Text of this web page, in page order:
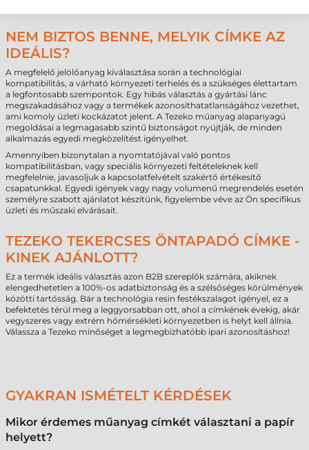
NEM BIZTOS BENNE, MELYIK CÍMKE AZ
IDEÁLIS?
A megfelelő jelölőanyag kiválasztása során a technológiai
kompatibilitás, a várható környezeti terhelés és a szükséges élettartam
a legfontosabb szempontok. Egy hibás választás a gyártási lánc
megszakadásához vagy a termékek azonosíthatatlanságához vezethet,
ami komoly üzleti kockázatot jelent. A Tezeko műanyag alapanyagú
megoldásai a legmagasabb szintű biztonságot nyújtják, de minden
alkalmazás egyedi megközelítést igényelhet.
Amennyiben bizonytalan a nyomtatójával való pontos
kompatibilitásban, vagy speciális környezeti feltételeknek kell
megfelelnie, javasoljuk a kapcsolatfelvételt szakértő értékesítő
csapatunkkal. Egyedi igények vagy nagy volumenű megrendelés esetén
személyre szabott ajánlatot készítünk, figyelembe véve az Ön specifikus
üzleti és műszaki elvárásait.
TEZEKO TEKERCSES ÖNTAPADÓ CÍMKE -
KINEK AJÁNLOTT?
Ez a termék ideális választás azon B2B szereplők számára, akiknek
elengedhetetlen a 100%-os adatbiztonság és a szélsőséges körülmények
közötti tartósság. Bár a technológia resin festékszalagot igényel, ez a
befektetés térül meg a leggyorsabban ott, ahol a címkének évekig, akár
vegyszeres vagy extrém hőmérsékleti környezetben is helyt kell állnia.
Válassza a Tezeko minőséget a legmegbízhatóbb ipari azonosításhoz!
GYAKRAN ISMÉTELT KÉRDÉSEK
Mikor érdemes műanyag címkét választani a papír
helyett?